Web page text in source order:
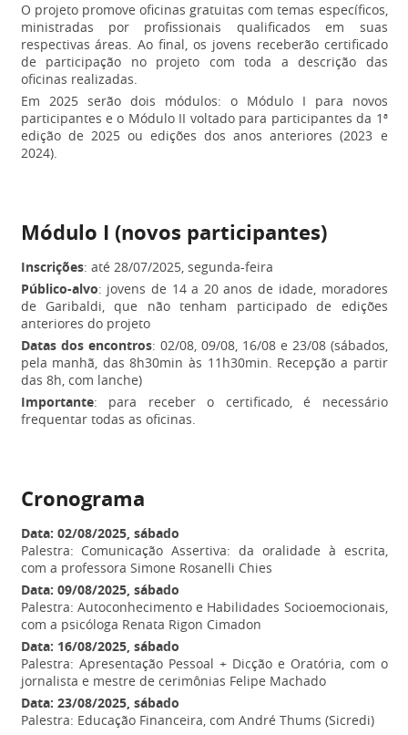
O projeto promove oficinas gratuitas com temas específicos,
ministradas por profissionais qualificados em suas
respectivas áreas. Ao final, os jovens receberão certificado
de participação no projeto com toda a descrição das
oficinas realizadas.
Em 2025 serão dois módulos: o Módulo I para novos
participantes e o Módulo II voltado para participantes da 1ª
edição de 2025 ou edições dos anos anteriores (2023 e
2024).
Módulo I (novos participantes)
Inscrições: até 28/07/2025, segunda-feira
Público-alvo: jovens de 14 a 20 anos de idade, moradores
de Garibaldi, que não tenham participado de edições
anteriores do projeto
Datas dos encontros: 02/08, 09/08, 16/08 e 23/08 (sábados,
pela manhã, das 8h30min às 11h30min. Recepção a partir
das 8h, com lanche)
Importante: para receber o certificado, é necessário
frequentar todas as oficinas.
Cronograma
Data: 02/08/2025, sábado
Palestra: Comunicação Assertiva: da oralidade à escrita,
com a professora Simone Rosanelli Chies
Data: 09/08/2025, sábado
Palestra: Autoconhecimento e Habilidades Socioemocionais,
com a psicóloga Renata Rigon Cimadon
Data: 16/08/2025, sábado
Palestra: Apresentação Pessoal + Dicção e Oratória, com o
jornalista e mestre de cerimônias Felipe Machado
Data: 23/08/2025, sábado
Palestra: Educação Financeira, com André Thums (Sicredi)